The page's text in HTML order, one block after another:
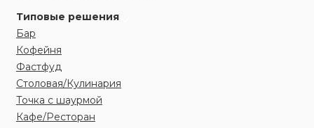
Типовые решения
Бар
Кофейня
Фастфуд
Столовая/Кулинария
Точка с шаурмой
Кафе/Ресторан